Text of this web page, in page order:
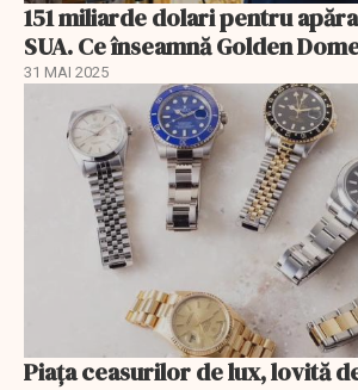
151 miliarde dolari pentru
SUA. Ce înseamnă Golden
31 MAI 2025
Piața ceasurilor de lux, lovită